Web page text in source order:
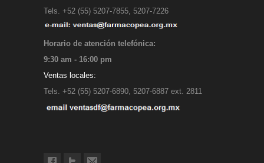
Tels. +52 (55) 5207-7855, 5207-7226
Horario de atención telefónica:
9:30 am - 16:00 pm
Ventas locales:
Tels. +52 (55) 5207-6890, 5207-6887 ext. 2811